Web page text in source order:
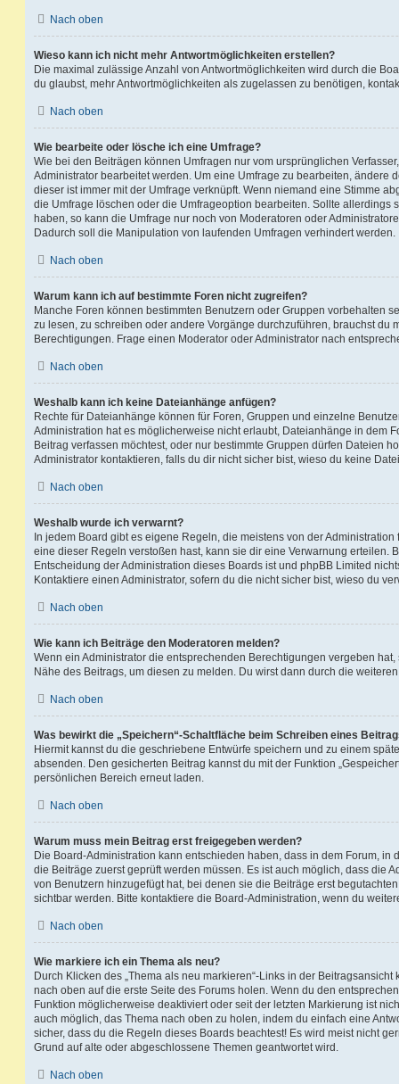
Nach oben
Wieso kann ich nicht mehr Antwortmöglichkeiten erstellen?
Die maximal zulässige Anzahl von Antwortmöglichkeiten wird durch die
du glaubst, mehr Antwortmöglichkeiten als zugelassen zu benötigen,
Nach oben
Wie bearbeite oder lösche ich eine Umfrage?
Wie bei den Beiträgen können Umfragen nur vom ursprünglichen
Administrator bearbeitet werden. Um eine Umfrage zu bearbeiten, ändere
dieser ist immer mit der Umfrage verknüpft. Wenn niemand eine Stimme
die Umfrage löschen oder die Umfrageoption bearbeiten. Sollte allerdings
haben, so kann die Umfrage nur noch von Moderatoren oder
Dadurch soll die Manipulation von laufenden Umfragen verhindert werden.
Nach oben
Warum kann ich auf bestimmte Foren nicht zugreifen?
Manche Foren können bestimmten Benutzern oder Gruppen vorbehalten
zu lesen, zu schreiben oder andere Vorgänge durchzuführen, brauchst du
Berechtigungen. Frage einen Moderator oder Administrator nach
Nach oben
Weshalb kann ich keine Dateianhänge anfügen?
Rechte für Dateianhänge können für Foren, Gruppen und einzelne
Administration hat es möglicherweise nicht erlaubt, Dateianhänge in dem
Beitrag verfassen möchtest, oder nur bestimmte Gruppen dürfen Dateien
Administrator kontaktieren, falls du dir nicht sicher bist, wieso du keine
Nach oben
Weshalb wurde ich verwarnt?
In jedem Board gibt es eigene Regeln, die meistens von der
eine dieser Regeln verstoßen hast, kann sie dir eine Verwarnung erteilen.
Entscheidung der Administration dieses Boards ist und phpBB Limited
Kontaktiere einen Administrator, sofern du die nicht sicher bist, wieso du
Nach oben
Wie kann ich Beiträge den Moderatoren melden?
Wenn ein Administrator die entsprechenden Berechtigungen vergeben
Nähe des Beitrags, um diesen zu melden. Du wirst dann durch die
Nach oben
Was bewirkt die „Speichern“-Schaltfläche beim Schreiben eines
Hiermit kannst du die geschriebene Entwürfe speichern und zu einem
absenden. Den gesicherten Beitrag kannst du mit der Funktion
persönlichen Bereich erneut laden.
Nach oben
Warum muss mein Beitrag erst freigegeben werden?
Die Board-Administration kann entschieden haben, dass in dem Forum, in
die Beiträge zuerst geprüft werden müssen. Es ist auch möglich, dass die
von Benutzern hinzugefügt hat, bei denen sie die Beiträge erst
sichtbar werden. Bitte kontaktiere die Board-Administration, wenn du
Nach oben
Wie markiere ich ein Thema als neu?
Durch Klicken des „Thema als neu markieren“-Links in der
nach oben auf die erste Seite des Forums holen. Wenn du den
Funktion möglicherweise deaktiviert oder seit der letzten Markierung ist
auch möglich, das Thema nach oben zu holen, indem du einfach eine
sicher, dass du die Regeln dieses Boards beachtest! Es wird meist nicht
Grund auf alte oder abgeschlossene Themen geantwortet wird.
Nach oben